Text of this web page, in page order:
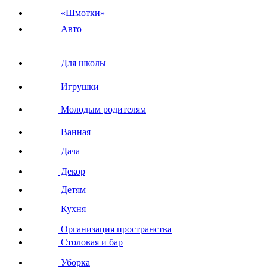
«Шмотки»
Авто
Для школы
Игрушки
Молодым родителям
Ванная
Дача
Декор
Детям
Кухня
Организация пространства
Столовая и бар
Уборка